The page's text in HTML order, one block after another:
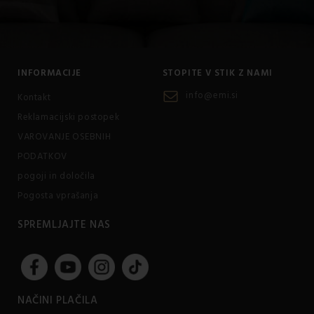
INFORMACIJE
Kontakt
Reklamacijski postopek
VAROVANJE OSEBNIH
PODATKOV
pogoji in določila
Pogosta vprašanja
STOPITE V STIK Z NAMI
info@emi.si
SPREMLJAJTE NAS
NAČINI PLAČILA